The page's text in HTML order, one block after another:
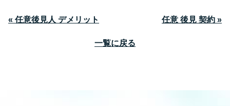
« 任意後見人 デメリット 任意 後見 契約 »
一覧に戻る